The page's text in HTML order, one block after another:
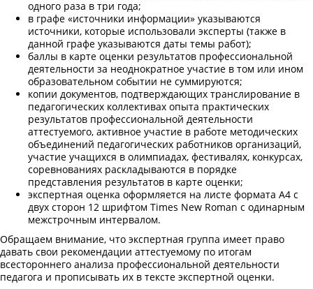
одного раза в три года;
в графе «источники информации» указываются
источники, которые использовали эксперты (также в
данной графе указываются даты темы работ);
баллы в карте оценки результатов профессиональной
деятельности за неоднократное участие в том или ином
образовательном событии не суммируются;
копии документов, подтверждающих транслирование в
педагогических коллективах опыта практических
результатов профессиональной деятельности
аттестуемого, активное участие в работе методических
объединений педагогических работников организаций,
участие учащихся в олимпиадах, фестивалях, конкурсах,
соревнованиях раскладываются в порядке
представления результатов в карте оценки;
экспертная оценка оформляется на листе формата А4 с
двух сторон 12 шрифтом Times New Roman с одинарным
межстрочным интервалом.
Обращаем внимание, что экспертная группа имеет право
давать свои рекомендации аттестуемому по итогам
всестороннего анализа профессиональной деятельности
педагога и прописывать их в тексте экспертной оценки.